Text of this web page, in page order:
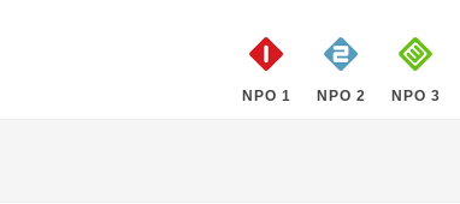
NPO 1 NPO 2 NPO 3